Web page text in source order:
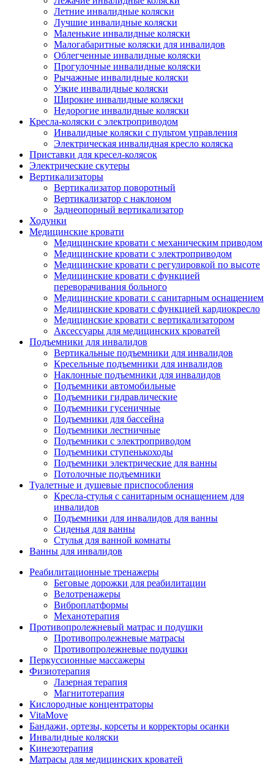
Летние инвалидные коляски
Лучшие инвалидные коляски
Маленькие инвалидные коляски
Малогабаритные коляски для инвалидов
Облегченные инвалидные коляски
Прогулочные инвалидные коляски
Рычажные инвалидные коляски
Узкие инвалидные коляски
Широкие инвалидные коляски
Недорогие инвалидные коляски
Кресла-коляски с электроприводом
Инвалидные коляски с пультом управления
Электрическая инвалидная кресло коляска
Приставки для кресел-колясок
Электрические скутеры
Вертикализаторы
Вертикализатор поворотный
Вертикализатор с наклоном
Заднеопорный вертикализатор
Ходунки
Медицинские кровати
Медицинские кровати с механическим приводом
Медицинские кровати с электроприводом
Медицинские кровати с регулировкой по высоте
Медицинские кровати с функцией
переворачивания больного
Медицинские кровати с санитарным оснащением
Медицинские кровати с функцией кардиокресло
Медицинские кровати с вертикализатором
Аксессуары для медицинских кроватей
Подъемники для инвалидов
Вертикальные подъемники для инвалидов
Кресельные подъемники для инвалидов
Наклонные подъемники для инвалидов
Подъемники автомобильные
Подъемники гидравлические
Подъемники гусеничные
Подъемники для бассейна
Подъемники лестничные
Подъемники с электроприводом
Подъемники ступенькоходы
Подъемники электрические для ванны
Потолочные подъемники
Туалетные и душевые приспособления
Кресла-стулья с санитарным оснащением для
инвалидов
Подъемники для инвалидов для ванны
Сиденья для ванны
Стулья для ванной комнаты
Ванны для инвалидов
Реабилитационные тренажеры
Беговые дорожки для реабилитации
Велотренажеры
Виброплатформы
Механотерапия
Противопролежневый матрас и подушки
Противопролежневые матрасы
Противопролежневые подушки
Перкуссионные массажеры
Физиотерапия
Лазерная терапия
Магнитотерапия
Кислородные концентраторы
VitaMove
Бандажи, ортезы, корсеты и корректоры осанки
Инвалидные коляски
Кинезотерапия
Матрасы для медицинских кроватей